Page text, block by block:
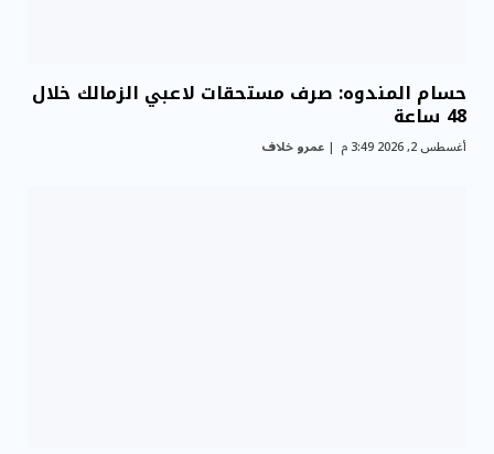
حسام المندوه: صرف مستحقات لاعبي الزمالك خلال
48 ساعة
أغسطس 2, 2026 3:49 م عمرو خلاف